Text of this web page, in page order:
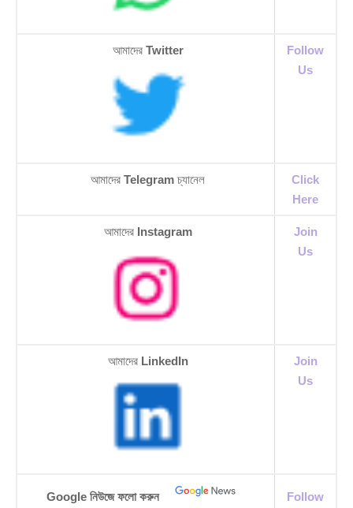
আমাদের Twitter
Follow
Us
আমাদের Telegramচ্যানেল
Click
Here
আমাদের Instagram
Join
Us
আমাদের LinkedIn
Join
Us
Google নিউজে ফলো করুন Follow